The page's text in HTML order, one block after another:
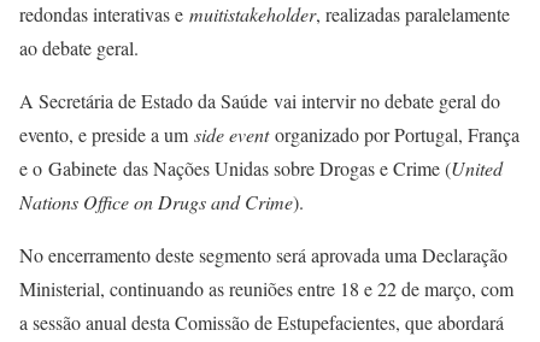
redondas interativas e muitistakeholder, realizadas paralelamente
ao debate geral.
A Secretária de Estado da Saúde vai intervir no debate geral do
evento, e preside a um side eventorganizado por Portugal, França
e o Gabinete das Nações Unidas sobre Drogas e Crime (United
Nations Office on Drugs and Crime).
No encerramento deste segmento será aprovada uma Declaração
Ministerial, continuando as reuniões entre 18 e 22 de março, com
a sessão anual desta Comissão de Estupefacientes, que abordará